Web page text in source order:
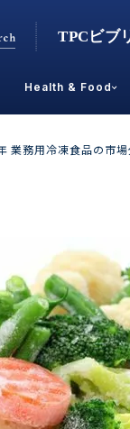
Health & Food
男性
美容食品
その他
業務用冷凍食品の市